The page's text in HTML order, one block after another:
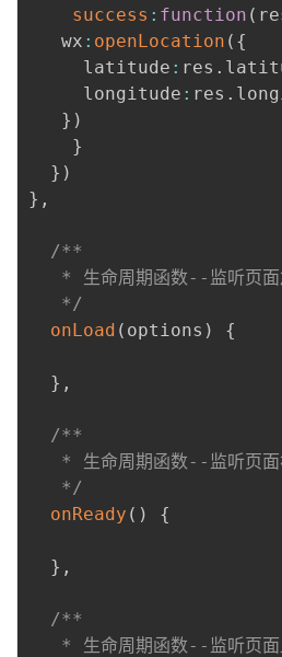
success : function (
   wx
: openLocation ( {
     latitude
: res .
     longitude
: res .
} )
}
} )
} ,
/**
* 生命周期函数--监听页面
   */
onLoad ( options ) {
} ,
/**
* 生命周期函数--监听页面
   */
onReady ( ) {
} ,
/**
* 生命周期函数--监听页面